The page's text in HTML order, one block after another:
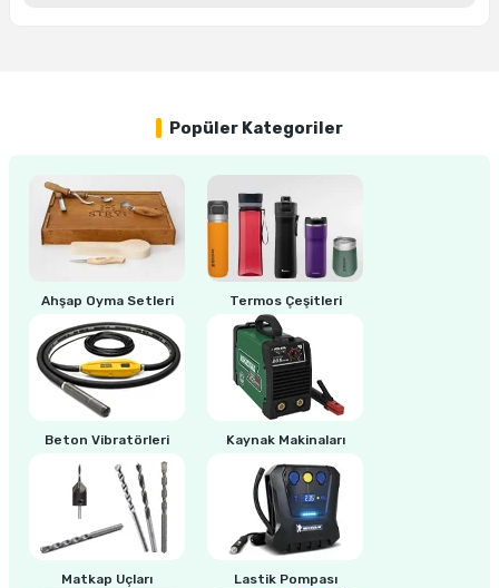
Popüler Kategoriler
Ahşap Oyma Setleri Termos Çeşitleri
Beton Vibratörleri Kaynak Makinaları
Matkap Uçları Lastik Pompası